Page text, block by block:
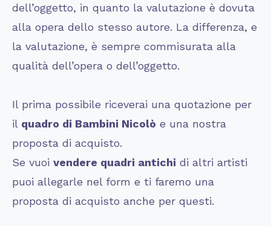
dell’oggetto, in quanto la valutazione è dovuta
alla opera dello stesso autore. La differenza, e
la valutazione, è sempre commisurata alla
qualità dell’opera o dell’oggetto.
Il prima possibile riceverai una quotazione per
il quadro di Bambini Nicolò e una nostra
proposta di acquisto.
Se vuoi vendere quadri antichi di altri artisti
puoi allegarle nel form e ti faremo una
proposta di acquisto anche per questi.